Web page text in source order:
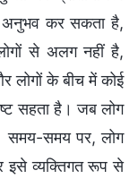
अनुभव कर सकता है,
से अलग नहीं है,
लोगों के बीच में कोई
सहता है। जब लोग
समय-समय पर, लोग
इसे व्यक्तिगत रूप से